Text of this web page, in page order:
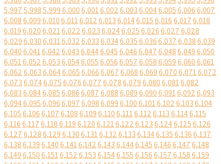
5,9975,9985,9996,0006,0016,0026,0036,0046,0056,0066,007
6,0086,0096,0106,0116,0126,0136,0146,0156,0166,0176,018
6,0196,0206,0216,0226,0236,0246,0256,0266,0276,028
6,0296,0306,0316,0326,0336,0346,0356,0366,0376,0386,039
6,0406,0416,0426,0436,0446,0456,0466,0476,0486,0496,050
6,0516,0526,0536,0546,0556,0566,0576,0586,0596,0606,061
6,0626,0636,0646,0656,0666,0676,0686,0696,0706,0716,072
6,0736,0746,0756,0766,0776,0786,0796,0806,0816,082
6,0836,0846,0856,0866,0876,0886,0896,0906,0916,0926,093
6,0946,0956,0966,0976,0986,0996,1006,1016,1026,1036,104
6,1056,1066,1076,1086,1096,1106,1116,1126,1136,1146,115
6,1166,1176,1186,1196,1206,1216,1226,1236,1246,1256,126
6,1276,1286,1296,1306,1316,1326,1336,1346,1356,1366,137
6,1386,1396,1406,1416,1426,1436,1446,1456,1466,1476,148
6,1496,1506,1516,1526,1536,1546,1556,1566,1576,1586,159